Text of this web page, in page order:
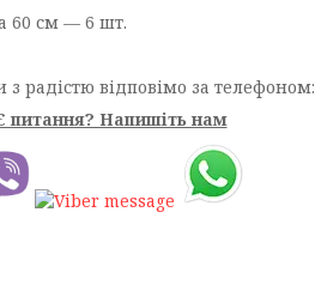
60 см — 6 шт.
радістю відповімо за телефоном:
питання? Напишіть нам